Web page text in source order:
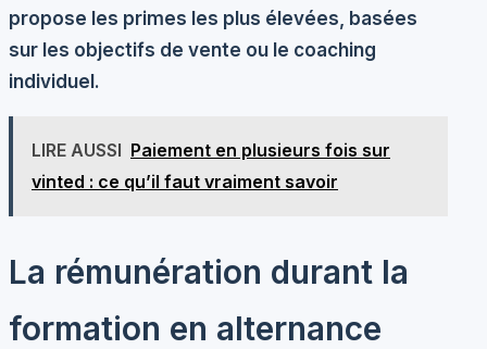
propose les primes les plus élevées, basées
sur les objectifs de vente ou le coaching
individuel.
LIRE AUSSI Paiement en plusieurs fois sur
vinted : ce qu’il faut vraiment savoir
La rémunération durant la
formation en alternance